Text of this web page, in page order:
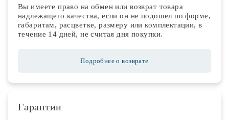
Вы имеете право на обмен или возврат товара
надлежащего качества, если он не подошел по форме,
габаритам, расцветке, размеру или комплектации, в
течение 14 дней, не считая дня покупки.
Подробнее о возврате
Гарантии